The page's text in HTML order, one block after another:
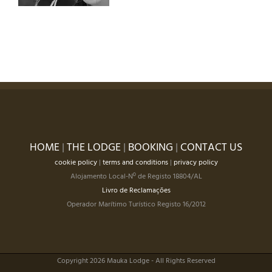
HOME|THE LODGE| BOOKING | CONTACT US
cookie policy| terms and conditions| privacy policy
Alojamento Local-Nº de Registo 18804/AL
Livro de Reclamações
Operador Marítimo Turístico Registo 16/2012
Copyright 2026 Mauka Lodge - All Rights Reserved